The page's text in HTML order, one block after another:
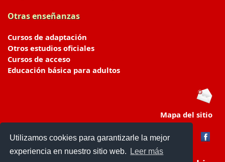
Utilizamos cookies para garantizarle la mejor
experiencia en nuestro sitio web.
Leer más
Otras enseñanzas
Cursos de adaptación
Otros estudios oficiales
Cursos de acceso
Educación básica para adultos
Mapa del sitio